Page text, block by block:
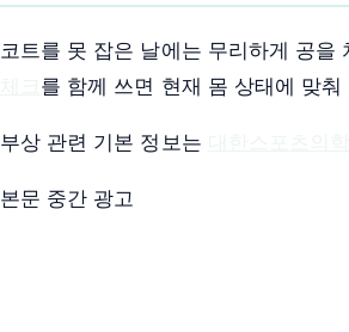
코트를 못 잡은 날에는 무리하게 공을
를 함께 쓰면 현재 몸 상태에 맞
부상 관련 기본 정보는
본문 중간 광고